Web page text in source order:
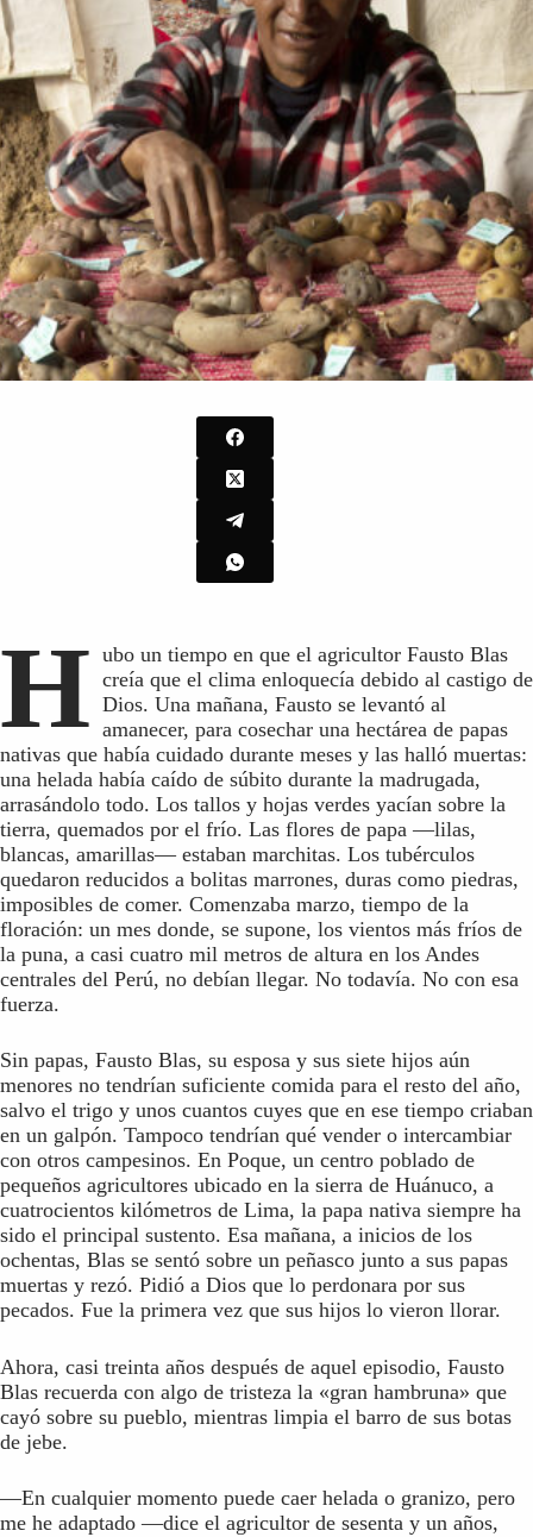
H ubo un tiempo en que el agricultor Fausto Blas
creía que el clima enloquecía debido al castigo de
Dios. Una mañana, Fausto se levantó al
amanecer, para cosechar una hectárea de papas
nativas que había cuidado durante meses y las halló muertas:
una helada había caído de súbito durante la madrugada,
arrasándolo todo. Los tallos y hojas verdes yacían sobre la
tierra, quemados por el frío. Las flores de papa —lilas,
blancas, amarillas— estaban marchitas. Los tubérculos
quedaron reducidos a bolitas marrones, duras como piedras,
imposibles de comer. Comenzaba marzo, tiempo de la
floración: un mes donde, se supone, los vientos más fríos de
la puna, a casi cuatro mil metros de altura en los Andes
centrales del Perú, no debían llegar. No todavía. No con esa
fuerza.
Sin papas, Fausto Blas, su esposa y sus siete hijos aún
menores no tendrían suficiente comida para el resto del año,
salvo el trigo y unos cuantos cuyes que en ese tiempo criaban
en un galpón. Tampoco tendrían qué vender o intercambiar
con otros campesinos. En Poque, un centro poblado de
pequeños agricultores ubicado en la sierra de Huánuco, a
cuatrocientos kilómetros de Lima, la papa nativa siempre ha
sido el principal sustento. Esa mañana, a inicios de los
ochentas, Blas se sentó sobre un peñasco junto a sus papas
muertas y rezó. Pidió a Dios que lo perdonara por sus
pecados. Fue la primera vez que sus hijos lo vieron llorar.
Ahora, casi treinta años después de aquel episodio, Fausto
Blas recuerda con algo de tristeza la «gran hambruna» que
cayó sobre su pueblo, mientras limpia el barro de sus botas
de jebe.
—En cualquier momento puede caer helada o granizo, pero
me he adaptado —dice el agricultor de sesenta y un años,